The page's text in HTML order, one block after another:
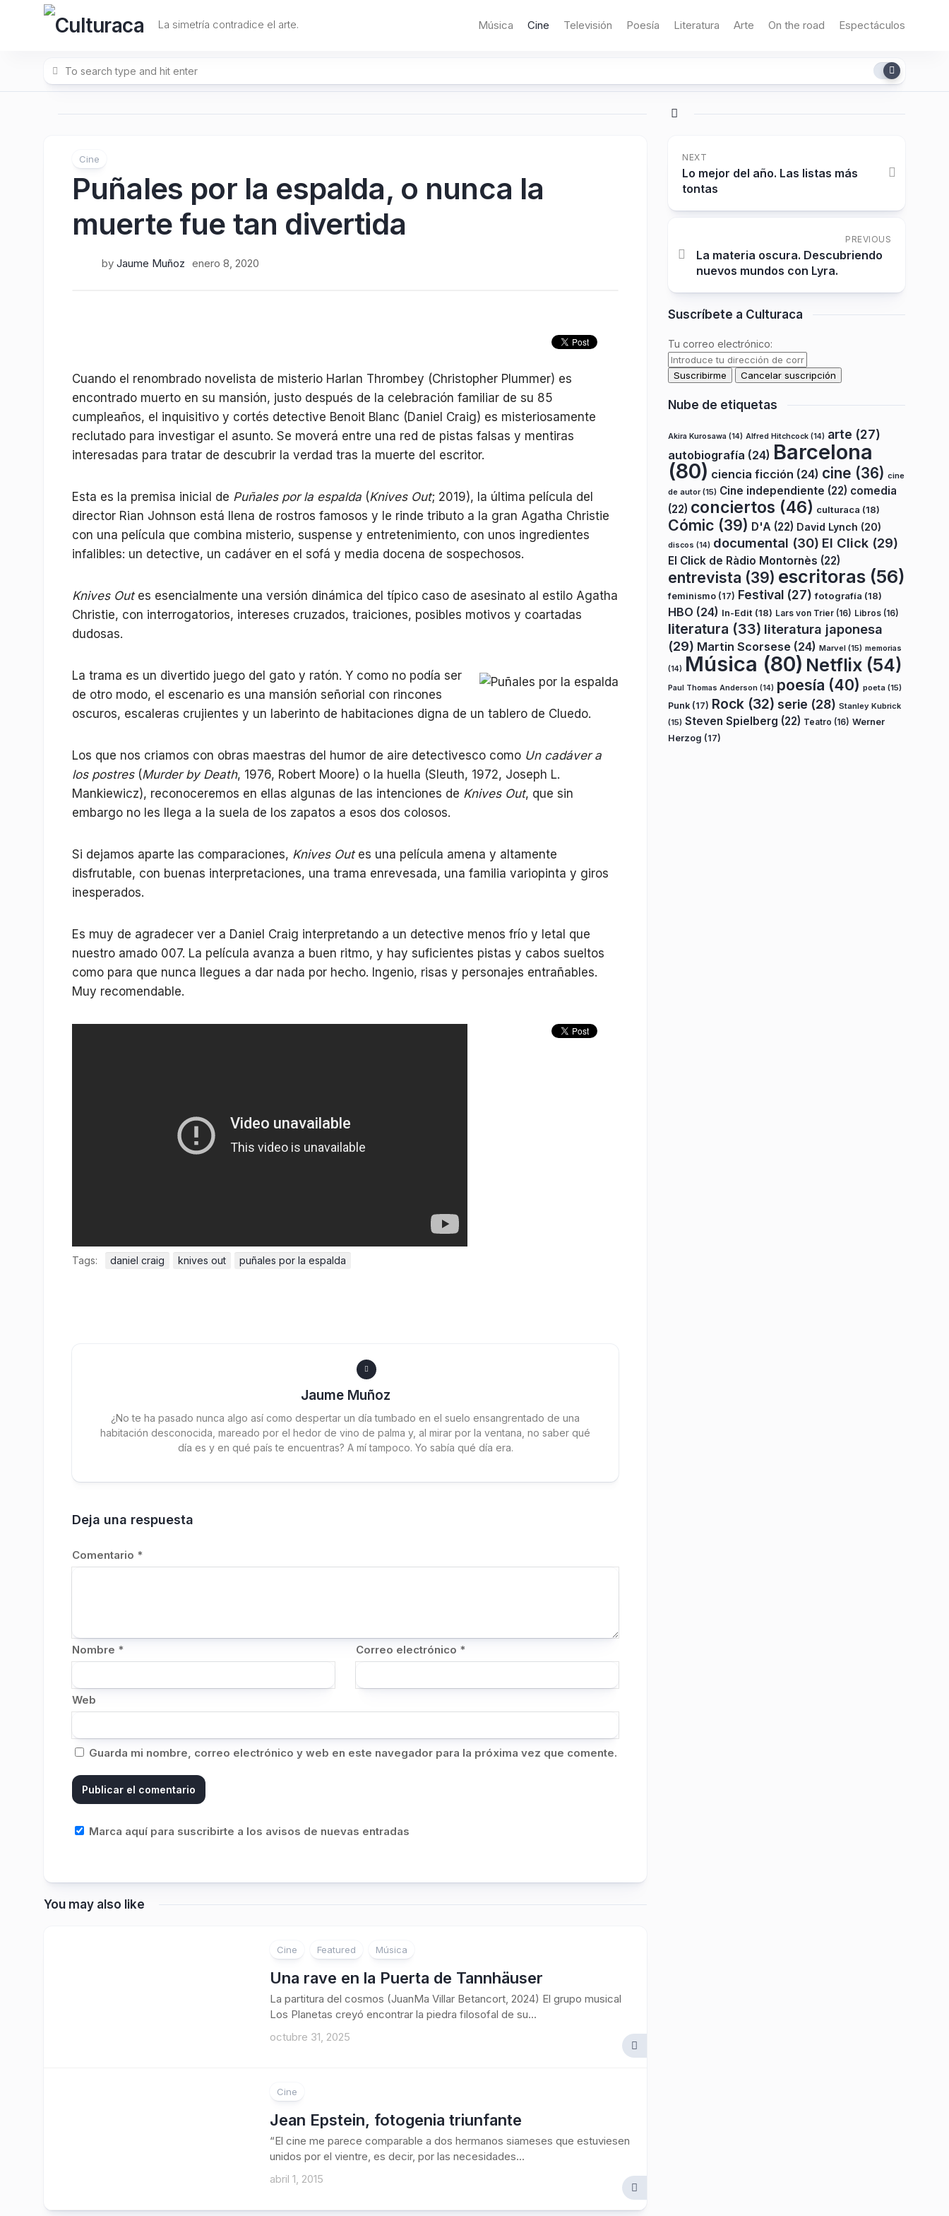
La simetría contradice el arte. Música Cine Televisión Poesía Literatura Arte On the road Espectáculos
Cine
Puñales por la espalda, o nunca la
muerte fue tan divertida
by Jaume Muñoz enero 8, 2020
Cuando el renombrado novelista de misterio Harlan Thrombey (Christopher Plummer) es
encontrado muerto en su mansión, justo después de la celebración familiar de su 85
cumpleaños, el inquisitivo y cortés detective Benoit Blanc (Daniel Craig) es misteriosamente
reclutado para investigar el asunto. Se moverá entre una red de pistas falsas y mentiras
interesadas para tratar de descubrir la verdad tras la muerte del escritor.
Esta es la premisa inicial de Puñales por la espalda (Knives Out; 2019), la última película del
director Rian Johnson está llena de rostros famosos y le rinde tributo a la gran Agatha Christie
con una película que combina misterio, suspense y entretenimiento, con unos ingredientes
infalibles: un detective, un cadáver en el sofá y media docena de sospechosos.
Knives Outes esencialmente una versión dinámica del típico caso de asesinato al estilo Agatha
Christie, con interrogatorios, intereses cruzados, traiciones, posibles motivos y coartadas
dudosas.
La trama es un divertido juego del gato y ratón. Y como no podía ser
de otro modo, el escenario es una mansión señorial con rincones
oscuros, escaleras crujientes y un laberinto de habitaciones digna de un tablero de Cluedo.
Los que nos criamos con obras maestras del humor de aire detectivesco como Un cadáver a
los postres (Murder by Death, 1976, Robert Moore) o la huella (Sleuth, 1972, Joseph L.
Mankiewicz), reconoceremos en ellas algunas de las intenciones de Knives Out, que sin
embargo no les llega a la suela de los zapatos a esos dos colosos.
Si dejamos aparte las comparaciones, Knives Outes una película amena y altamente
disfrutable, con buenas interpretaciones, una trama enrevesada, una familia variopinta y giros
inesperados.
Es muy de agradecer ver a Daniel Craig interpretando a un detective menos frío y letal que
nuestro amado 007. La película avanza a buen ritmo, y hay suficientes pistas y cabos sueltos
como para que nunca llegues a dar nada por hecho. Ingenio, risas y personajes entrañables.
Muy recomendable.
Tags: daniel craig knives out puñales por la espalda
Jaume Muñoz
¿No te ha pasado nunca algo así como despertar un día tumbado en el suelo ensangrentado de una
habitación desconocida, mareado por el hedor de vino de palma y, al mirar por la ventana, no saber qué
día es y en qué país te encuentras? A mí tampoco. Yo sabía qué día era.
Deja una respuesta
Comentario *
Nombre * Correo electrónico *
Web
Guarda mi nombre, correo electrónico y web en este navegador para la próxima vez que comente.
Marca aquí para suscribirte a los avisos de nuevas entradas
You may also like
Cine Featured Música
Una rave en la Puerta de Tannhäuser
La partitura del cosmos (JuanMa Villar Betancort, 2024) El grupo musical
Los Planetas creyó encontrar la piedra filosofal de su...
octubre 31, 2025
Cine
Jean Epstein, fotogenia triunfante
“El cine me parece comparable a dos hermanos siameses que estuviesen
unidos por el vientre, es decir, por las necesidades...
abril 1, 2015
NEXT
Lo mejor del año. Las listas más
tontas
PREVIOUS
La materia oscura. Descubriendo
nuevos mundos con Lyra.
Suscríbete a Culturaca
Tu correo electrónico:
Nube de etiquetas
Akira Kurosawa (14) Alfred Hitchcock (14) arte (27)
autobiografía (24) Barcelona
(80) ciencia ficción (24) cine (36) cine
de autor(15) Cine independiente (22) comedia
(22) conciertos (46) culturaca (18)
Cómic (39) D'A (22) David Lynch (20)
discos (14) documental (30) El Click (29)
El Click de Ràdio Montornès (22)
entrevista (39) escritoras (56)
feminismo (17) Festival (27) fotografía (18)
HBO (24) In-Edit (18) Lars von Trier (16) Libros (16)
literatura (33) literatura japonesa
(29) Martin Scorsese (24) Marvel (15) memorias
(14) Música (80) Netflix (54)
Paul Thomas Anderson (14) poesía (40) poeta (15)
Punk (17) Rock (32) serie (28) Stanley Kubrick
(15) Steven Spielberg (22) Teatro (16) Werner
Herzog (17)